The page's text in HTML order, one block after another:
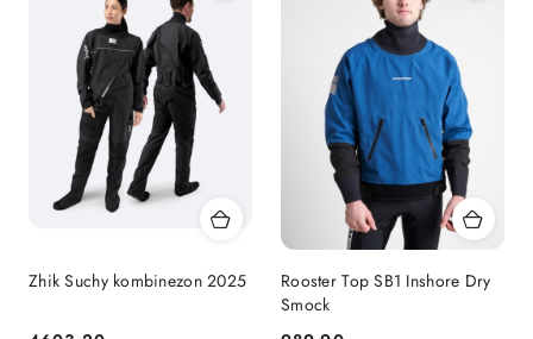
Zhik Suchy kombinezon 2025
Rooster Top SB1 Inshore Dry
Smock